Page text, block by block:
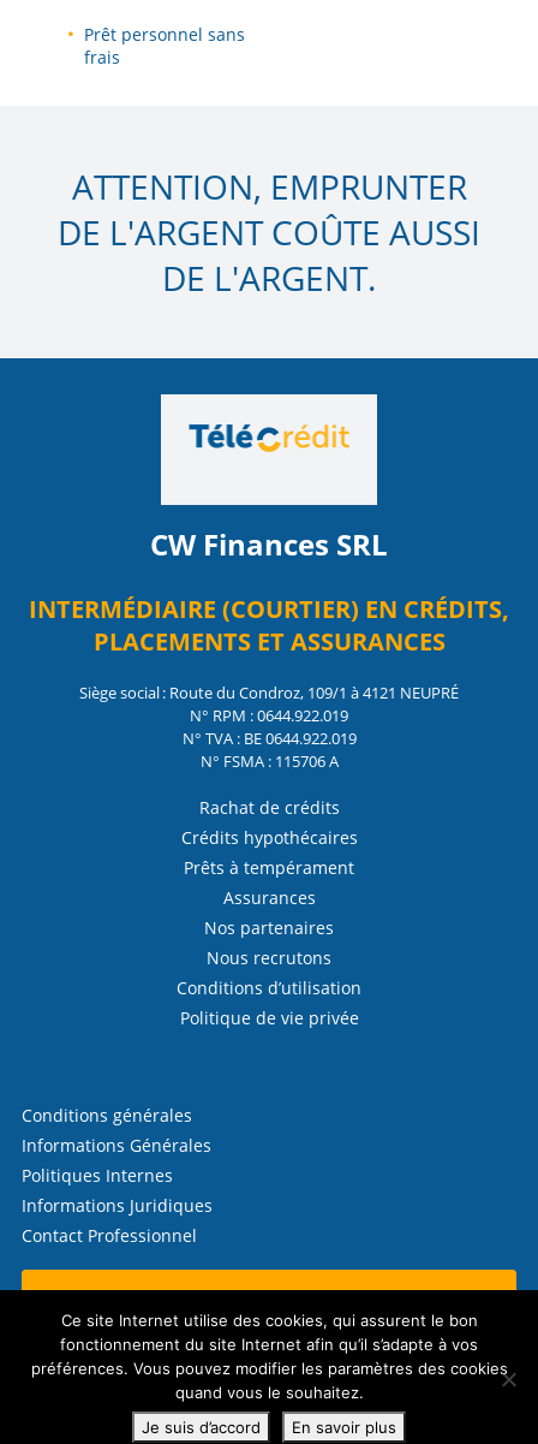
Prêt personnel sans
frais
ATTENTION, EMPRUNTER
DE L'ARGENT COÛTE AUSSI
DE L'ARGENT.
CW Finances SRL
INTERMÉDIAIRE (COURTIER) EN CRÉDITS,
PLACEMENTS ET ASSURANCES
Siège social : Route du Condroz, 109/1 à 4121 NEUPRÉ
N° RPM : 0644.922.019
N° TVA : BE 0644.922.019
N° FSMA : 115706 A
Rachat de crédits
Crédits hypothécaires
Prêts à tempérament
Assurances
Nos partenaires
Nous recrutons
Conditions d’utilisation
Politique de vie privée
Conditions générales
Informations Générales
Politiques Internes
Informations Juridiques
Contact Professionnel
© 2026 Télécrédit (CW Finances SRL)
Politique en matière de cookies
Website by
eTeamsys
Ce site Internet utilise des cookies, qui assurent le bon
fonctionnement du site Internet afin qu’il s’adapte à vos
préférences. Vous pouvez modifier les paramètres des cookies
quand vous le souhaitez.
Je suis d’accord
En savoir plus